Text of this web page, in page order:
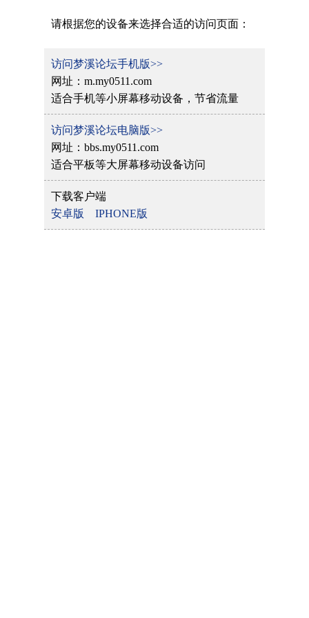
请根据您的设备来选择合适的访问页面：
访问梦溪论坛手机版>>
网址：m.my0511.com
适合手机等小屏幕移动设备，节省流量
访问梦溪论坛电脑版>>
网址：bbs.my0511.com
适合平板等大屏幕移动设备访问
下载客户端
安卓版
IPHONE版